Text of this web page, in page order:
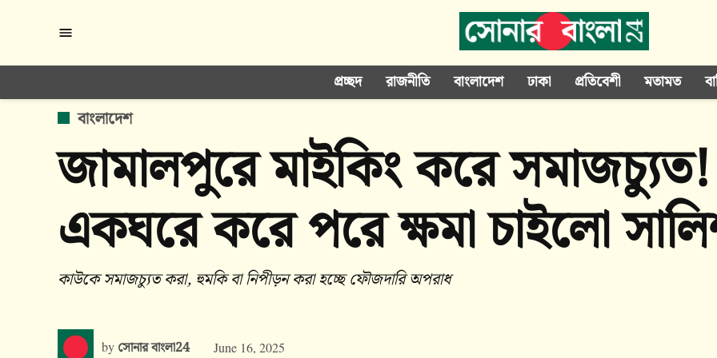
content
প্রচ্ছদ রাজনীতি বাংলাদেশ ঢাকা প্রতিবেশী মতামত
POSTED
বাংলাদেশ
জামালপুরে মাইকিং করে
একঘরে করে পরে ক্ষমা চাইলো
কাউকে সমাজচ্যুত করা, হুমকি বা নিপীড়ন করা হচ্ছে ফৌজদারি অপরাধ
by সোনার বাংলা24 June 16, 2025